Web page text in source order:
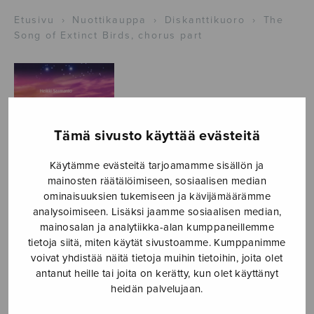
Tämä sivusto käyttää evästeitä
Käytämme evästeitä tarjoamamme sisällön ja
mainosten räätälöimiseen, sosiaalisen median
ominaisuuksien tukemiseen ja kävijämäärämme
analysoimiseen. Lisäksi jaamme sosiaalisen median,
mainosalan ja analytiikka-alan kumppaneillemme
tietoja siitä, miten käytät sivustoamme. Kumppanimme
voivat yhdistää näitä tietoja muihin tietoihin, joita olet
antanut heille tai joita on kerätty, kun olet käyttänyt
heidän palvelujaan.
Etusivu › Nuottikauppa › Diskanttikuoro ›
The
Song of Extinct Birds, chorus part
The Song of
Extinct Birds,
chorus part